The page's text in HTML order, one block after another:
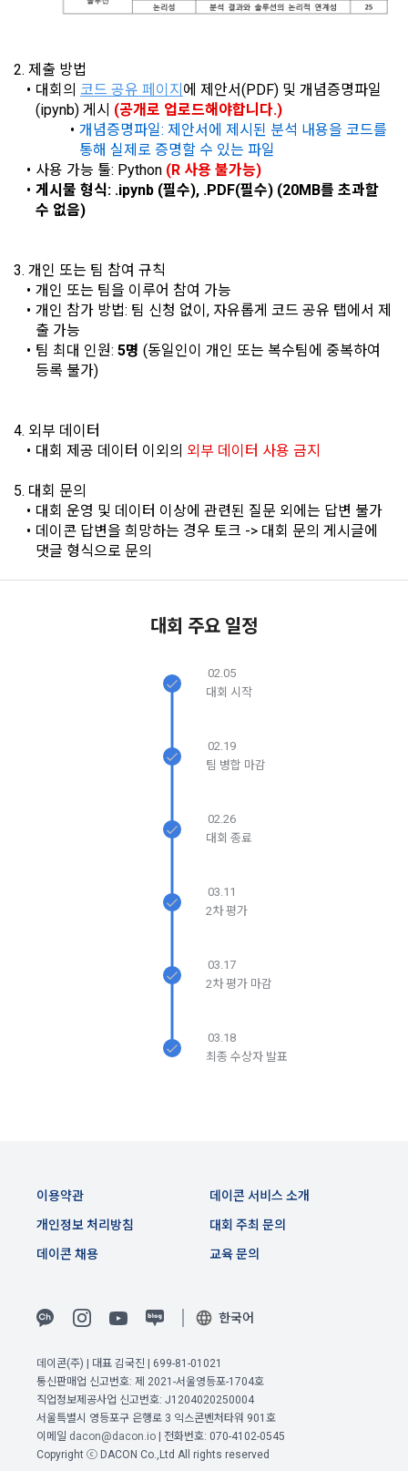
아직 데이콘 계정이 없나요? 회원가입
닫기
차를 완료하여 주시기 바랍니다.
확인
8. “교육”이라 함은 “회사”가  제공하는 교육컨텐츠를 포함한 온
9. "아이디"라 함은 회원의 식별과 회원의 서비스 이용을 위하여
"회원"이 가입 시 사용한 이메일 주소를 말한다.
10. "비밀번호"라 함은 "회사"의 서비스를 이용하려는 사람이 아
이디를 부여받은 자와 동일인임을 확인하고 "회원"의 권익을 보
호하기 위하여 "회원"이 선정한 문자와 숫자의 조합 또는 이와
동일한 용도로 쓰이는 “사이트”에서 자동 생성된 인증코드를 말
한다.
본 약관은 온라인을 통하여 “회원”에게 공시함으로써 효력을 발
생한다.
1. "회사"는 이 약관의 내용과 상호, 영업소 소재지, 대표자의 성
명, 사업자등록번호, 연락처 등을 "회원"이 알 수 있도록 초기 화
면에 게시하거나 기타의 방법으로 "회원"에게 공지해야 한다.
서의 소비자보호에 관한 법률, 전자문서 및 전자거래기본법, 전
자금융거래법, 전자서명법, 소비자기본법, 개인정보보호법 등
3. "회사"는 "서비스"에 대해 별도의 이용약관 또는 정책(이하
“별도약관”)을 둘 수 있으며, 그 내용이 이 약관과 충돌하는 경우
“별도약관”이 우선하여 적용된다.
4. “회사”의 영업상 중요한 사유 또는 관계 법령에 의한 변경사
유가 있을 때, 약관을 변경할 수 있으며, 약관을 개정할 경우에는
이지의 공지게시판에 그 적용일자 7일 이전부터 적용일자 전일
5. '회사' 약관의 조항에 따른 정책을 제정 및 변경할 권리를 가지
며, 정책 또한 개정될 시에는 적용일자와 개정사유를 명시하여
6. "회원"은 변경된 약관에 대해 거부할 권리가 있다. "회원"은 변
경된 약관이 공지된 지 15일 이내에 거부의사를 표명할 수 있다.
간을 정하여 "회원"에게 사전 통지 후 당해 "회원"과의 계약을 해
지할 수 있다. 만약, "회원"이 거부의사를 표시하지 않거나, 전항
관한법률, 전기통신기본법, 전기통신사업법, 정보통신망이용촉
비자기본법 등의 관계법령에 따른다.
2. "회원"이 "회사"와 개별 계약을 체결하여 서비스를 이용하는
하는 자가 본 약관과 개인정보취급방침을 읽고 이에 대하여 "동
의" 또는 "제출하기" 버튼을 누르는 경우 이를 서비스 이용에 대
통한 실명확인 및 본인인증을 요청할 수 있다. "회원"은 본인인
4. 페이스북 등 외부서비스와의 연동을 통해 이용계약을 신청할
경우, 본 약관과 개인정보취급방침, 서비스 제공을 위해 “회
사”가 “회원”의 외부 서비스 계정 정보 접근 및 활용에 “동의” 또
는 “확인”버튼을 누르면 “회사”가 웹 상의 안내 및 전자메일로
“회원”에게 통지함으로써 이용계약이 성립된다.
회원제 서비스 이용에 따른 본인확인, 본인의 의사확인, 고객문
의에 대한 응답, 새로운 정보의 소개 및 고지사항 전달
2) 서비스 제공에 관한 계약 이행 및 서비스 제공에 따른 요금정
산
본인인증, 채용정보 매칭 및 컨텐츠 제공을 위한 개인식별, 회원
간의 상호 연락, 구매 및 요금 결제, 물품 및 증빙발송, 부정 이용
3) 서비스 개발 및 마케팅ㆍ광고 활용
맞춤 서비스 제공, 서비스 안내 및 이용권유, 서비스 개선 및 신
규 서비스 개발을 위한 통계 및 접속빈도 파악, 통계학적 특성에
따른 광고, 이벤트 정보 및 참여기회 제공
를 위한 데이터 분석
3. 수집하는 개인정보 항목 및 수집방법
가. 수집하는 개인정보의 항목
선택 항목 : 휴대폰번호, 생년월일, 국가, 직업
데이콘 내의 개별 서비스 이용, 상금 및 상품 지급 과정에서 해당
시점에서 이용자에게 ‘수집하는 개인정보 항목, 개인정보의 수
집 및 이용목적, 개인정보의 보관기간’에 대해 안내 드리고 동의
2) 데이콘 인재풀 등록 시 수집하는 항목
여부, 사용 가능한 프로그래밍 언어 및 사용 경험, 프로젝트 또는
대회 코드 링크1개, 구직 의향, 희망근무지역
모바일 서비스의 특성상 단말기 모델 정보가 수집될 수 있으나,
이는 개인을 식별할 수 없는 형태입니다.
5) 채용 합격 시, 기업의 요금 산정을 위한 수집 항목
필수항목: 합격자의 연봉정보
IP Address, 쿠키, 방문일시, 서비스 이용 기록, 불량 이용 기록,
나. 개인정보 수집방법
1) 회원가입 및 서비스 이용 과정에서 이용자가 개인정보 수집
에 대해 동의를 하고 직접 정보를 입력하는 경우, 해당 개인정보
2. 제출 방법
대회의 코드 공유 페이지 에 제안서(PDF) 및 개념증명파일
(ipynb) 게시 (공개로 업로드해야합니다.)
개념증명파일: 제안서에 제시된 분석 내용을 코드를
통해 실제로 증명할 수 있는 파일
사용 가능 툴: Python (R 사용 불가능)
게시물 형식: .ipynb (필수), .PDF(필수) (20MB를 초과할
수 없음)
3. 개인 또는 팀 참여 규칙
개인 또는 팀을 이루어 참여 가능
개인 참가 방법: 팀 신청 없이, 자유롭게 코드 공유 탭에서 제
출 가능
팀 최대 인원: 5명 (동일인이 개인 또는 복수팀에 중복하여
등록 불가)
4. 외부 데이터
대회 제공 데이터 이외의 외부 데이터 사용 금지
5. 대회 문의
대회 운영 및 데이터 이상에 관련된 질문 외에는 답변 불가
데이콘 답변을 희망하는 경우 토크 -> 대회 문의 게시글에
댓글 형식으로 문의
대회 주요 일정
02.05
대회 시작
02.19
팀 병합 마감
02.26
대회 종료
03.11
2차 평가
03.17
2차 평가 마감
03.18
최종 수상자 발표
이용약관
개인정보 처리방침
대회 주최 문의
교육 문의
데이콘 서비스 소개
데이콘 채용
한국어
데이콘(주) | 대표 김국진 | 699-81-01021
통신판매업 신고번호: 제 2021-서울영등포-1704호
직업정보제공사업 신고번호: J1204020250004
서울특별시 영등포구 은행로 3 익스콘벤처타워 901호
이메일 dacon@dacon.io | 전화번호: 070-4102-0545
Copyright ⓒ DACON Co.,Ltd All rights reserved